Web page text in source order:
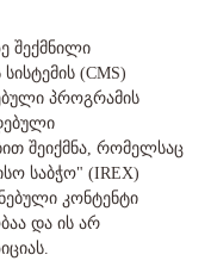
შექმნილი
(CMS)
პროგრამის
შეიქმნა, რომელსაც
საბჭო" (IREX)
კონტენტი
და ის არ